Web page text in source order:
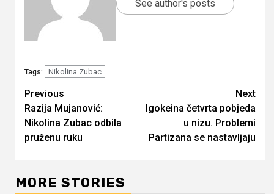
See author's posts
Tags: Nikolina Zubac
Continue
Reading
Previous
Razija Mujanović:
Nikolina Zubac odbila
pruženu ruku
Next
Igokeina četvrta pobjeda
u nizu. Problemi
Partizana se nastavljaju
MORE STORIES